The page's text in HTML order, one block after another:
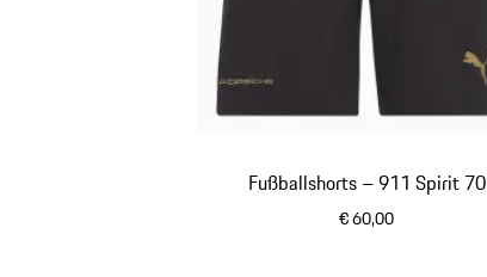
Fußballshorts – 911 Spirit 70
€ 60,00